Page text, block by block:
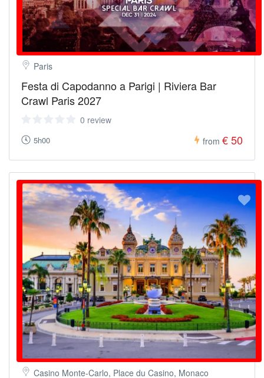
Casino Monte-Carlo, Place du Casino, Monaco
Paris
Festa di Capodanno a Parigi | Riviera Bar
Crawl Paris 2027
0 review
5h00 from € 50